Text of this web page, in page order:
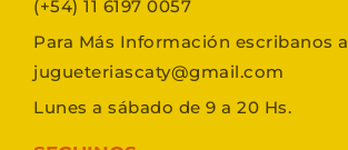
(+54) 11 6197 0057
Para Más Información escribanos a
jugueteriascaty@gmail.com
Lunes a sábado de 9 a 20 Hs.